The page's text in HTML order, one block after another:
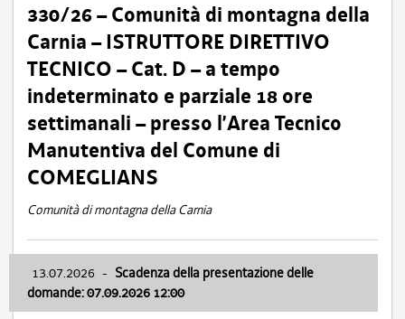
330/26 – Comunità di montagna della
Carnia – ISTRUTTORE DIRETTIVO
TECNICO – Cat. D – a tempo
indeterminato e parziale 18 ore
settimanali – presso l’Area Tecnico
Manutentiva del Comune di
COMEGLIANS
Comunità di montagna della Carnia
13.07.2026 - Scadenza della presentazione delle
domande: 07.09.2026 12:00